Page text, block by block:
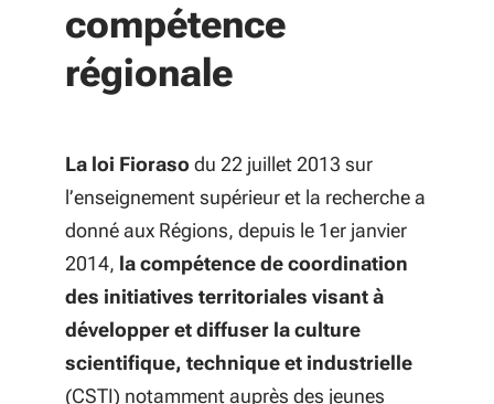
compétence
régionale
La loi Fiorasodu 22 juillet 2013 sur
l’enseignement supérieur et la recherche a
donné aux Régions, depuis le 1er janvier
2014, la compétence de coordination
des initiatives territoriales visant à
développer et diffuser la culture
scientifique, technique et industrielle
(CSTI) notamment auprès des jeunes